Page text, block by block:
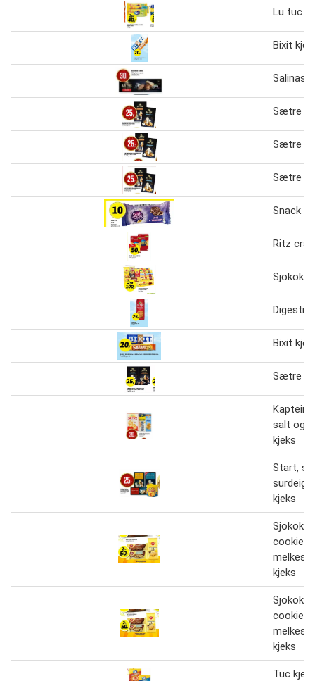
Lu tuc
Bixit
Salinas
Sætre
Sætre
Sætre
Snack a
Ritz
Bixit
Sætre
Kaptein,
salt og
kjeks
Start,
surdeig
kjeks
kjeks
kjeks
Tuc